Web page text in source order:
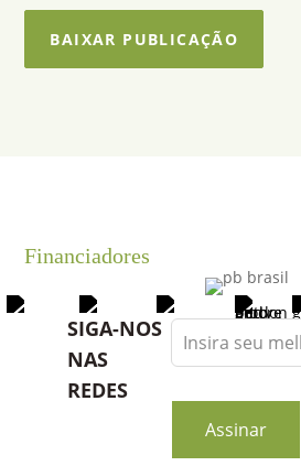
BAIXAR PUBLICAÇÃO
Financiadores
SIGA-NOS
NAS
REDES
Leave
this
blank
Assinar